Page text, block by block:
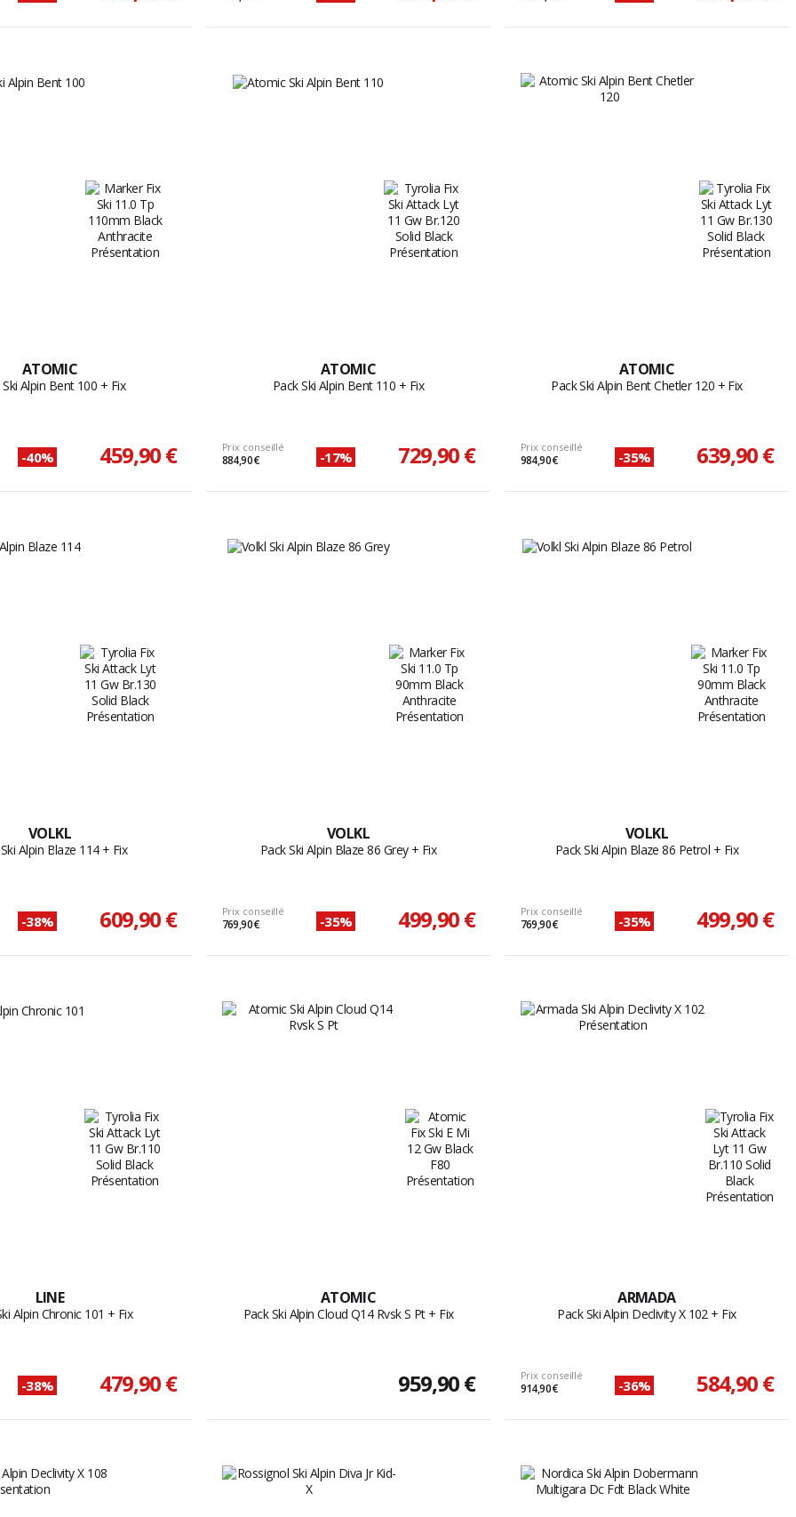
ATOMIC
Ski Alpin Bent 100 + Fix
-40% 459,90 €
ATOMIC
Pack Ski Alpin Bent 110 + Fix
Prix conseillé
884,90 € -17% 729,90 €
ATOMIC
Pack Ski Alpin Bent Chetler 120 + Fix
Prix conseillé
984,90 € -35% 639,90 €
VOLKL
Alpin Blaze 114 + Fix
-38% 609,90 €
VOLKL
Pack Ski Alpin Blaze 86 Grey + Fix
Prix conseillé
769,90 € -35% 499,90 €
VOLKL
Pack Ski Alpin Blaze 86 Petrol + Fix
Prix conseillé
769,90 € -35% 499,90 €
LINE
Alpin Chronic 101 + Fix
-38% 479,90 €
ATOMIC
Pack Ski Alpin Cloud Q14 Rvsk S Pt + Fix
959,90 €
ARMADA
Pack Ski Alpin Declivity X 102 + Fix
Prix conseillé
914,90 € -36% 584,90 €